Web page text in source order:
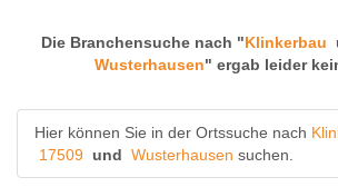
Die Branchensuche nach "Klinkerbau
Wusterhausen" ergab leider
Hier können Sie in der Ortssuche nach
17509
und Wusterhausen suchen.